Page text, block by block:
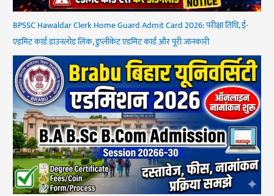
BPSSC Hawaldar Clerk Home Guard Admit Card 2026: परीक्षा तिथि, ई-
एडमिट कार्ड डाउनलोड लिंक, डुप्लीकेट एडमिट कार्ड और पूरी जानकारी